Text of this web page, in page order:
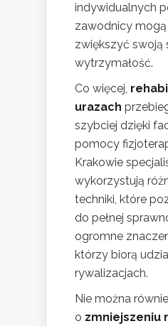
indywidualnych
zawodnicy
zwiększyć swoją
wytrzymałość.
Co więcej,
urazach
szybciej dzięki
pomocy
Krakowie
wykorzystują
techniki, które
do pełnej
ogromne
którzy biorą
rywalizacjach.
Nie można
o zmniejszeniu